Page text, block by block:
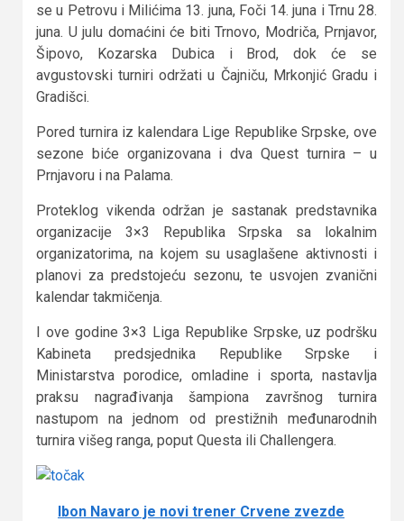
se u Petrovu i Milićima 13. juna, Foči 14. juna i Trnu 28.
juna. U julu domaćini će biti Trnovo, Modriča, Prnjavor,
Šipovo, Kozarska Dubica i Brod, dok će se
avgustovski turniri održati u Čajniču, Mrkonjić Gradu i
Gradišci.
Pored turnira iz kalendara Lige Republike Srpske, ove
sezone biće organizovana i dva Quest turnira – u
Prnjavoru i na Palama.
Proteklog vikenda održan je sastanak predstavnika
organizacije 3×3 Republika Srpska sa lokalnim
organizatorima, na kojem su usaglašene aktivnosti i
planovi za predstojeću sezonu, te usvojen zvanični
kalendar takmičenja.
I ove godine 3×3 Liga Republike Srpske, uz podršku
Kabineta predsjednika Republike Srpske i
Ministarstva porodice, omladine i sporta, nastavlja
praksu nagrađivanja šampiona završnog turnira
nastupom na jednom od prestižnih međunarodnih
turnira višeg ranga, poput Questa ili Challengera.
Ibon Navaro je novi trener Crvene zvezde